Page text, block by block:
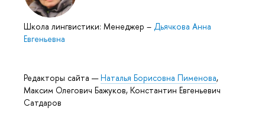
Школа лингвистики: Менеджер – Дьячкова Анна
Евгеньевна
Редакторы сайта —Наталья Борисовна Пименова,
Максим Олегович Бажуков, Константин Евгеньевич
Сатдаров